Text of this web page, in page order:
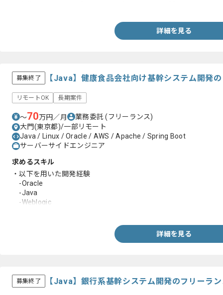
詳細を見る
募集終了 【Java】健康食品会社向け基幹システム開発
リモートOK 長期案件
〜70万円／月 業務委託(フリーランス)
大門(東京都)/一部リモート
Java / Linux / Oracle / AWS / Apache / Spring Boot
サーバーサイドエンジニア
求めるスキル
・以下を用いた開発経験
-Oracle
-Java
-Weblogic
詳細を見る
募集終了 【Java】銀行系基幹システム開発のフリーラ